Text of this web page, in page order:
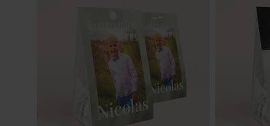
Geschenkanhänger mit Namen 'Mein
Tag' | minimalistisches Design
Einladung
Grün mit